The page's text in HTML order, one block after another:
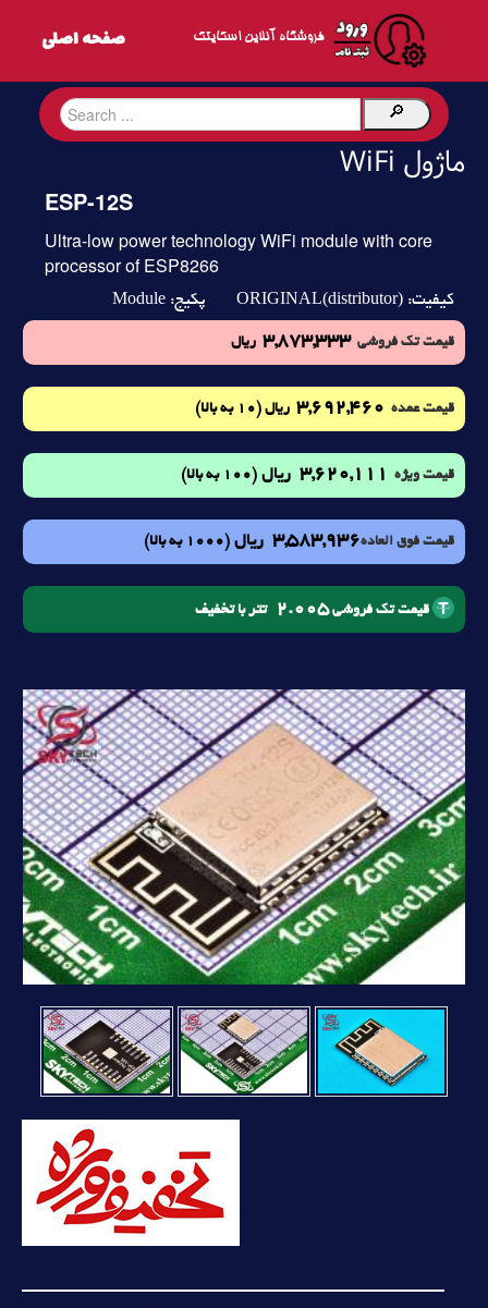
فروشگاه آنلاین اسکایتک
ماژول WiFi
ESP-12S
Ultra-low power technology WiFi module with core
processor of ESP8266
کیفیت: ORIGINAL(distributor) پکیج: Module
قیمت تک فروشی3,873,333 ریال
قیمت عمده 3,692,460 ریال (10 به بالا)
قیمت ویژه 3,620,111 ریال (100 به بالا)
قیمت فوق العاده3,583,936 ریال (1000 به بالا)
قیمت تک فروشی2.005 تتر با تخفیف